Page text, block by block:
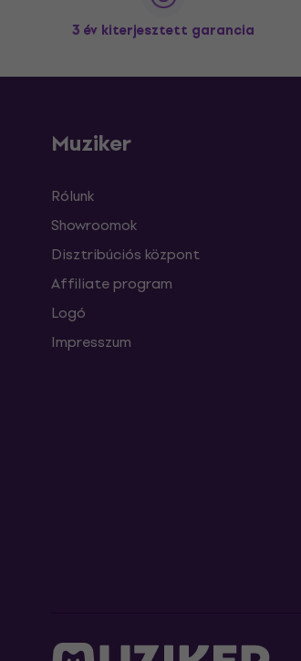
3 év kiterjesztett garancia
Muziker
Rólunk
Showroomok
Disztribúciós központ
Affiliate program
Logó
Impresszum